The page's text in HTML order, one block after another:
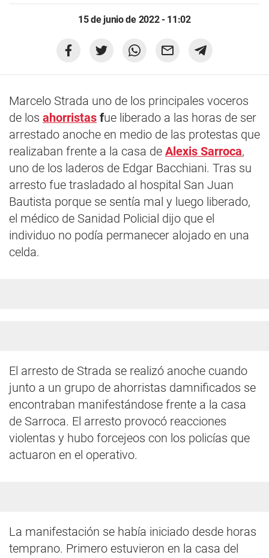
15 de junio de 2022 - 11:02
Marcelo Strada uno de los principales voceros
de los ahorristas fue liberado a las horas de ser
arrestado anoche en medio de las protestas que
realizaban frente a la casa de Alexis Sarroca,
uno de los laderos de Edgar Bacchiani. Tras su
arresto fue trasladado al hospital San Juan
Bautista porque se sentía mal y luego liberado,
el médico de Sanidad Policial dijo que el
individuo no podía permanecer alojado en una
celda.
El arresto de Strada se realizó anoche cuando
junto a un grupo de ahorristas damnificados se
encontraban manifestándose frente a la casa
de Sarroca. El arresto provocó reacciones
violentas y hubo forcejeos con los policías que
actuaron en el operativo.
La manifestación se había iniciado desde horas
temprano. Primero estuvieron en la casa del